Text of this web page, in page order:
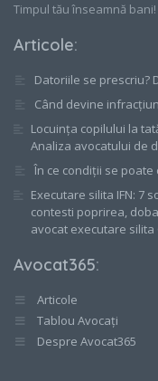
Timpul tău înseamnă
Articole:
Datoriile se prescriu?
Când devine
Locuința copilului la
Analiza avocatului de
În ce condiții se
Executare silita IFN: 7
contesti poprirea,
avocat executare silita
Avocat365:
Articole
Tablou Avocați
Despre Avocat365